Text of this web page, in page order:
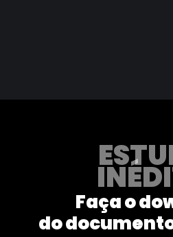
Faça o
do